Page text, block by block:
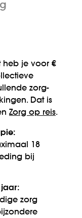
heb je voor €
zorg­
Dat is
Zorg op reis.
18
bij
jaar:
zorg